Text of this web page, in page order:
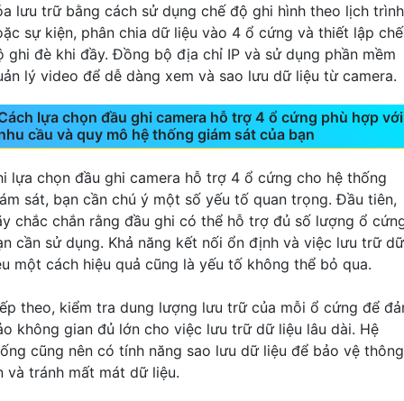
lưu trữ bằng cách sử dụng chế độ ghi hình theo lịch trình
sự kiện, phân chia dữ liệu vào 4 ổ cứng và thiết lập chế
ghi đè khi đầy. Đồng bộ địa chỉ IP và sử dụng phần mềm
lý video để dễ dàng xem và sao lưu dữ liệu từ camera.
lựa chọn đầu ghi camera hỗ trợ 4 ổ cứng phù hợp với
cầu và quy mô hệ thống giám sát của bạn
lựa chọn đầu ghi camera hỗ trợ 4 ổ cứng cho hệ thống
sát, bạn cần chú ý một số yếu tố quan trọng. Đầu tiên,
chắc chắn rằng đầu ghi có thể hỗ trợ đủ số lượng ổ
cần sử dụng. Khả năng kết nối ổn định và việc lưu trữ dữ
một cách hiệu quả cũng là yếu tố không thể bỏ qua.
theo, kiểm tra dung lượng lưu trữ của mỗi ổ cứng để
không gian đủ lớn cho việc lưu trữ dữ liệu lâu dài. Hệ
cũng nên có tính năng sao lưu dữ liệu để bảo vệ thông
và tránh mất mát dữ liệu.